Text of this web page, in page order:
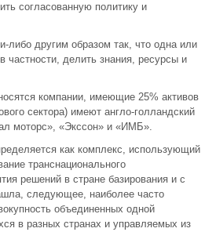
согласованную политику и
либо другим образом так, что одна или
частности, делить знания, ресурсы и
компании, имеющие 25% активов
сектора) имеют англо-голландский
моторс», «Экссон» и «ИМБ».
как комплекс, использующий
транснационального
решений в стране базирования и с
следующее, наиболее часто
объединенных одной
в разных странах и управляемых из